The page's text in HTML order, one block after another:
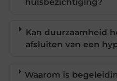
Kan duurzaamheid
afsluiten van een
Waarom is